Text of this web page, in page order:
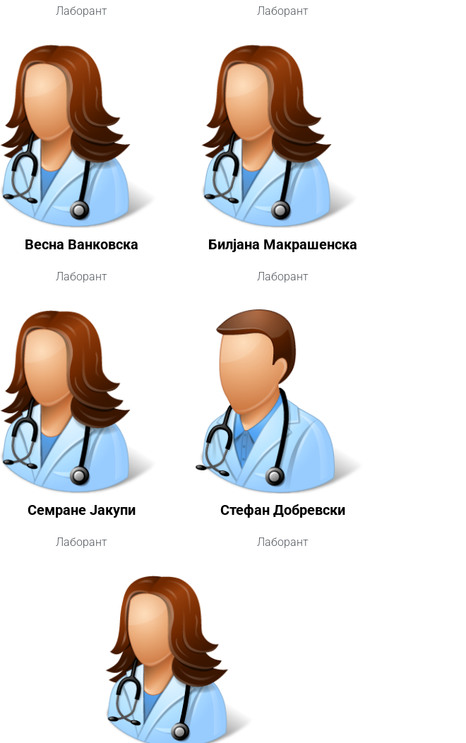
Лаборант Лаборант
Весна Ванковска
Лаборант
Билјана Макрашенска
Лаборант
Семране Јакупи
Лаборант
Стефан Добревски
Лаборант